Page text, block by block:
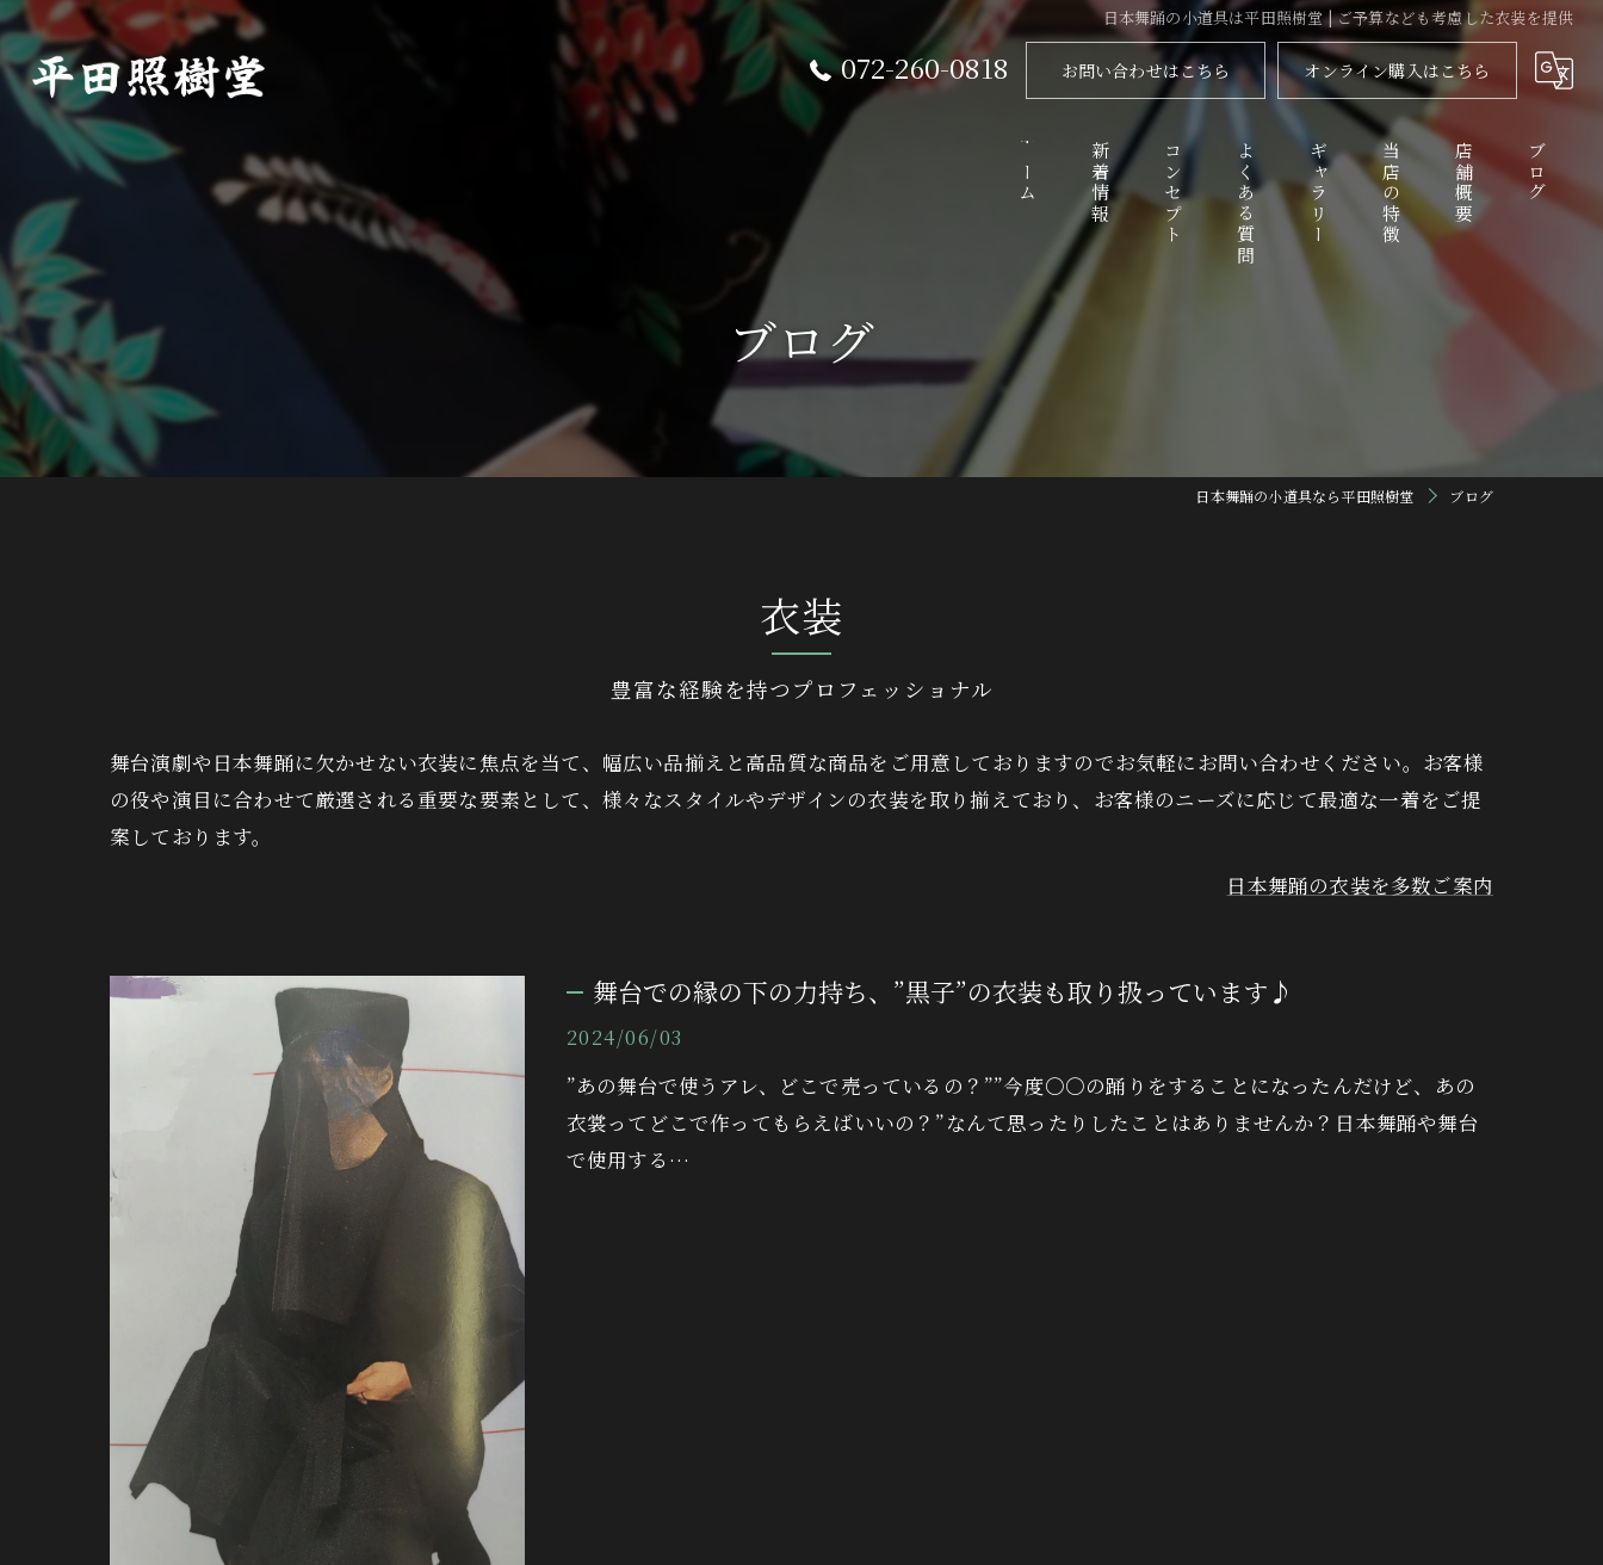
日本舞踊の小道具は平田照樹堂 | ご予算なども考慮した衣装を提供
072-260-0818 お問い合わせはこちら オンライン購入はこちら
ホーム 新着情報 コンセプト よくある質問 ギャラリー 当店の特徴
踊り傘
店舗概要 ブログ
ブログ
日本舞踊の小道具なら平田照樹堂 ブログ
衣装
豊富な経験を持つプロフェッショナル
舞台演劇や日本舞踊に欠かせない衣装に焦点を当て、幅広い品揃えと高品質な商品をご用意しておりますのでお気軽にお問い合わせください。お客様
の役や演目に合わせて厳選される重要な要素として、様々なスタイルやデザインの衣装を取り揃えており、お客様のニーズに応じて最適な一着をご提
案しております。
日本舞踊の衣装を多数ご案内
舞台での縁の下の力持ち、”黒子”の衣装も取り扱っています♪
2024/06/03
”あの舞台で使うアレ、どこで売っているの？””今度〇〇の踊りをすることになったんだけど、あの
衣裳ってどこで作ってもらえばいいの？”なんて思ったりしたことはありませんか？日本舞踊や舞台
で使用する…